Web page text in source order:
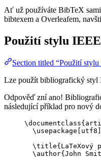
Ať už používáte BibTeX
bibtexem a Overleafem,
Použití stylu
Section titled “Použití
Lze použít bibliografický styl
Odpověď zní ano!
následující příklad pro nový
\documentclass{
\usepackage
utf8
\title
\author{John